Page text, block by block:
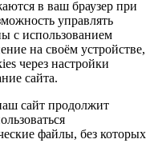
в ваш браузер при
управлять
с использованием
на своём устройстве,
через настройки
сайта.
сайт продолжит
файлы, без которых